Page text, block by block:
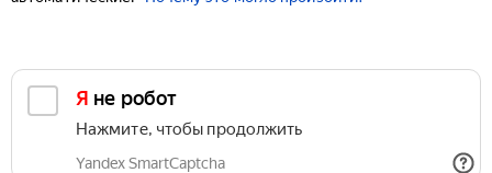
Я не робот
Нажмите, чтобы продолжить
Yandex SmartCaptcha